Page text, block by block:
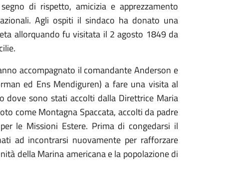
di rispetto, amicizia e apprezzamento
Agli ospiti il sindaco ha donato una
allorquando fu visitata il 2 agosto 1849 da
accompagnato il comandante Anderson e
ed Ens Mendiguren) a fare una visita al
dove sono stati accolti dalla Direttrice Maria
come Montagna Spaccata, accolti da padre
le Missioni Estere. Prima di congedarsi il
ad incontrarsi nuovamente per rafforzare
della Marina americana e la popolazione di